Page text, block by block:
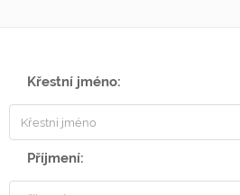
Křestní jméno:
Příjmení: